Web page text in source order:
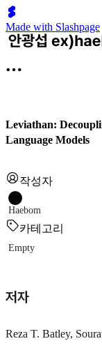
Made with Slashpage
Leviathan:
Language Models
작성자
Haebom
카테고리
Empty
저자
Reza T. Batley,